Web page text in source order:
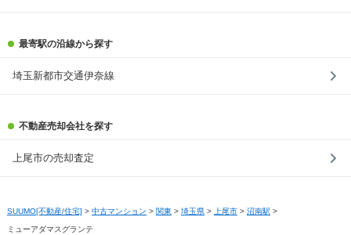
最寄駅の沿線から探す
埼玉新都市交通伊奈線
不動産売却会社を探す
上尾市の売却査定
SUUMO[不動産/住宅] > 中古マンション > 関東 > 埼玉県 > 上尾市 > 沼南駅 >
ミューアダマスグランテ